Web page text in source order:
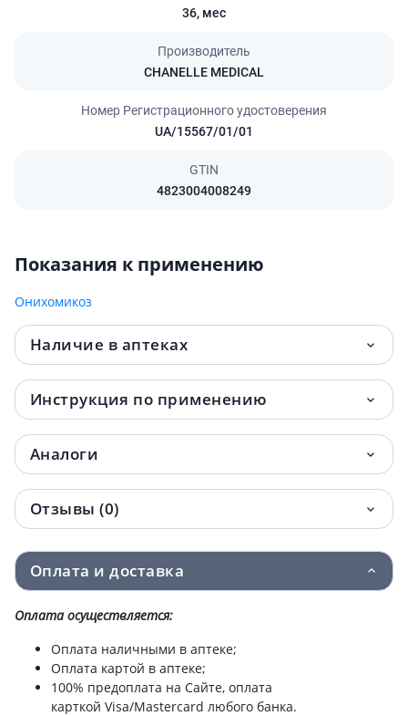
36, мес
Производитель
CHANELLE MEDICAL
Номер Регистрационного удостоверения
UA/15567/01/01
GTIN
4823004008249
Показания к применению
Онихомикоз
Наличие в аптеках
Инструкция по применению
Аналоги
Отзывы (0)
Оплата и доставка
Оплата осуществляется:
Оплата наличными в аптеке;
Оплата картой в аптеке;
100% предоплата на Сайте, оплата
карткой Visa/Mastercard любого банка.